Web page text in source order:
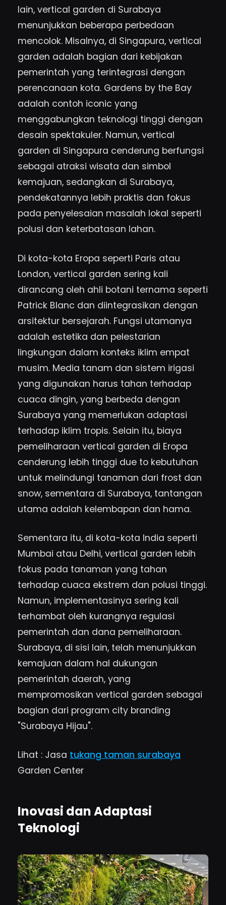
lain, vertical garden di Surabaya
menunjukkan beberapa perbedaan
mencolok. Misalnya, di Singapura, vertical
garden adalah bagian dari kebijakan
pemerintah yang terintegrasi dengan
perencanaan kota. Gardens by the Bay
adalah contoh iconic yang
menggabungkan teknologi tinggi dengan
desain spektakuler. Namun, vertical
garden di Singapura cenderung berfungsi
sebagai atraksi wisata dan simbol
kemajuan, sedangkan di Surabaya,
pendekatannya lebih praktis dan fokus
pada penyelesaian masalah lokal seperti
polusi dan keterbatasan lahan.
Di kota-kota Eropa seperti Paris atau
London, vertical garden sering kali
dirancang oleh ahli botani ternama seperti
Patrick Blanc dan diintegrasikan dengan
arsitektur bersejarah. Fungsi utamanya
adalah estetika dan pelestarian
lingkungan dalam konteks iklim empat
musim. Media tanam dan sistem irigasi
yang digunakan harus tahan terhadap
cuaca dingin, yang berbeda dengan
Surabaya yang memerlukan adaptasi
terhadap iklim tropis. Selain itu, biaya
pemeliharaan vertical garden di Eropa
cenderung lebih tinggi due to kebutuhan
untuk melindungi tanaman dari frost dan
snow, sementara di Surabaya, tantangan
utama adalah kelembapan dan hama.
Sementara itu, di kota-kota India seperti
Mumbai atau Delhi, vertical garden lebih
fokus pada tanaman yang tahan
terhadap cuaca ekstrem dan polusi tinggi.
Namun, implementasinya sering kali
terhambat oleh kurangnya regulasi
pemerintah dan dana pemeliharaan.
Surabaya, di sisi lain, telah menunjukkan
kemajuan dalam hal dukungan
pemerintah daerah, yang
mempromosikan vertical garden sebagai
bagian dari program city branding
"Surabaya Hijau".
Lihat : Jasa tukang taman surabaya
Garden Center
Inovasi dan Adaptasi
Teknologi